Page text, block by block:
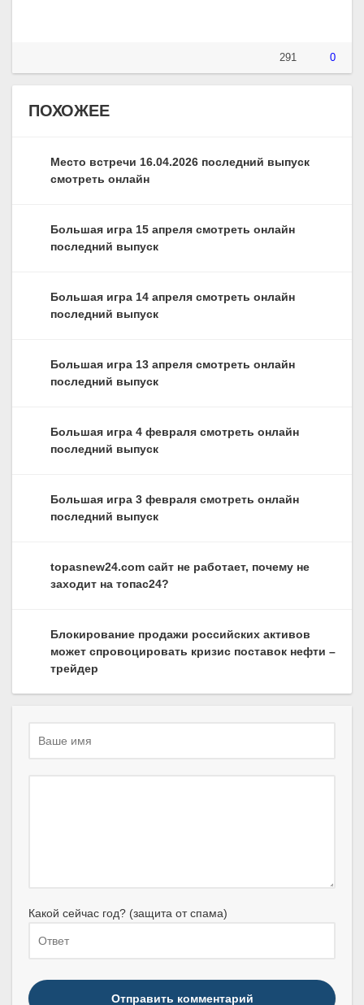
291 0
ПОХОЖЕЕ
Место встречи 16.04.2026 последний выпуск
смотреть онлайн
Большая игра 15 апреля смотреть онлайн
последний выпуск
Большая игра 14 апреля смотреть онлайн
последний выпуск
Большая игра 13 апреля смотреть онлайн
последний выпуск
Большая игра 4 февраля смотреть онлайн
последний выпуск
Большая игра 3 февраля смотреть онлайн
последний выпуск
topasnew24.com сайт не работает, почему не
заходит на топас24?
Блокирование продажи российских активов
может спровоцировать кризис поставок нефти –
трейдер
Какой сейчас год? (защита от спама)
Отправить комментарий